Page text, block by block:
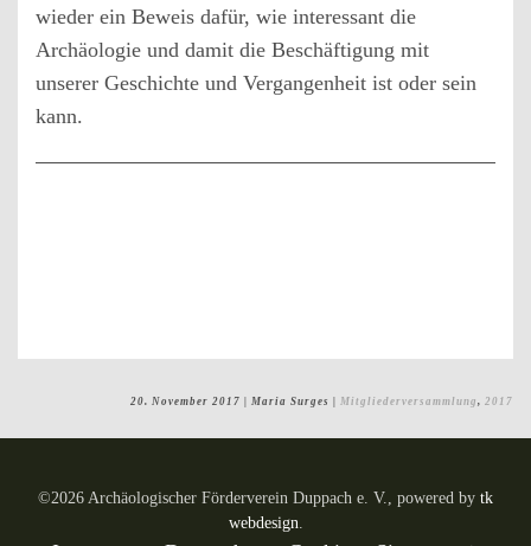
wieder ein Beweis dafür, wie interessant die
Archäologie und damit die Beschäftigung mit
unserer Geschichte und Vergangenheit ist oder sein
kann.
20. November 2017 | Maria Surges | Mitgliederversammlung , 2017
©2026 Archäologischer Förderverein Duppach e. V., powered by tk
webdesign